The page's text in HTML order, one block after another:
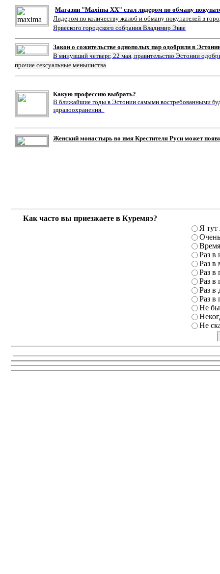
Магазин "Maxima XX" стал лидером по обману
Лидером по количеству жалоб и обману покупателей в
Ярвеского городского собрания Владимир Эвве
Закон о сожительстве однополых пар одобрили в
В минувший четверг, 22 мая, правительство Эстонии
прочие сексуальные меньшиства
Какую профессию выбрать?
В ближайшие годы в Эстонии самыми востребованными
здравоохранения.
Женский монастырь во имя Крестителя Руси может
Как часто вы приезжаете в Куремяэ?
Я тут
Раз в
Раз в
Раз в
Раз в
Раз в
Раз в
Не
Не